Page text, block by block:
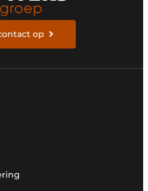
op